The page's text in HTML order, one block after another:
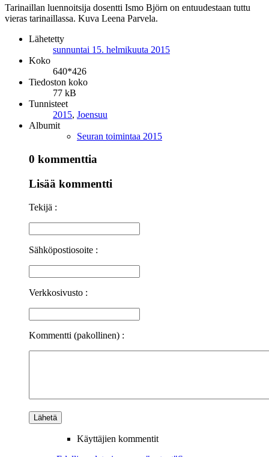
Tarinaillan luennoitsija dosentti Ismo Björn on entuudestaan tuttu
vieras tarinaillassa. Kuva Leena Parvela.
Lähetetty
sunnuntai 15. helmikuuta 2015
Koko
640*426
Tiedoston koko
77 kB
Tunnisteet
2015, Joensuu
Albumit
Seuran toimintaa 2015
0 kommenttia
Lisää kommentti
Tekijä :
Sähköpostiosoite :
Verkkosivusto :
Kommentti (pakollinen) :
Käyttäjien kommentit